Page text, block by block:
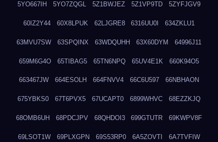
5YO667IH 5YO7ZQGL 5Z1BWJEZ 5Z1VP9TD 5ZYFJGV9
60IZ2Y44 60X8LPUK 62LJGRE8 6316UU0I 634ZKLU1
63MVU7SW 63SPQINX 63WDQUHH 63X60DYM 64996J11
659M6G4O 65TIBAG5 65TN6NPQ 65UV4E1K 660K94O5
663467JW 664ESOLH 664FNVV4 66C6U597 66NBHAON
675YBKS0 67T6PVX5 67UCAPT0 6899WHVC 68EZZKJQ
68OMB6UH 68PDCJPV 68QHDOI3 699GTUTR 69KWPV8F
69LSOT1W 69PLXGPN 69S53RP0 6A5ZOVTI 6A7TVFIW